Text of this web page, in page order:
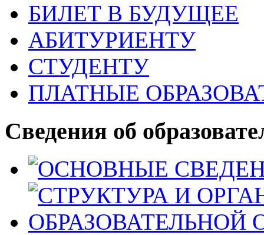
БИЛЕТ В БУДУЩЕЕ
АБИТУРИЕНТУ
СТУДЕНТУ
ПЛАТНЫЕ
Сведения об